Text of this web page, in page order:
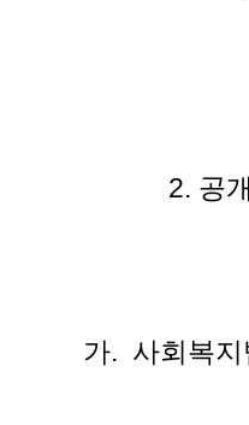
2. 공
가. 사회복지